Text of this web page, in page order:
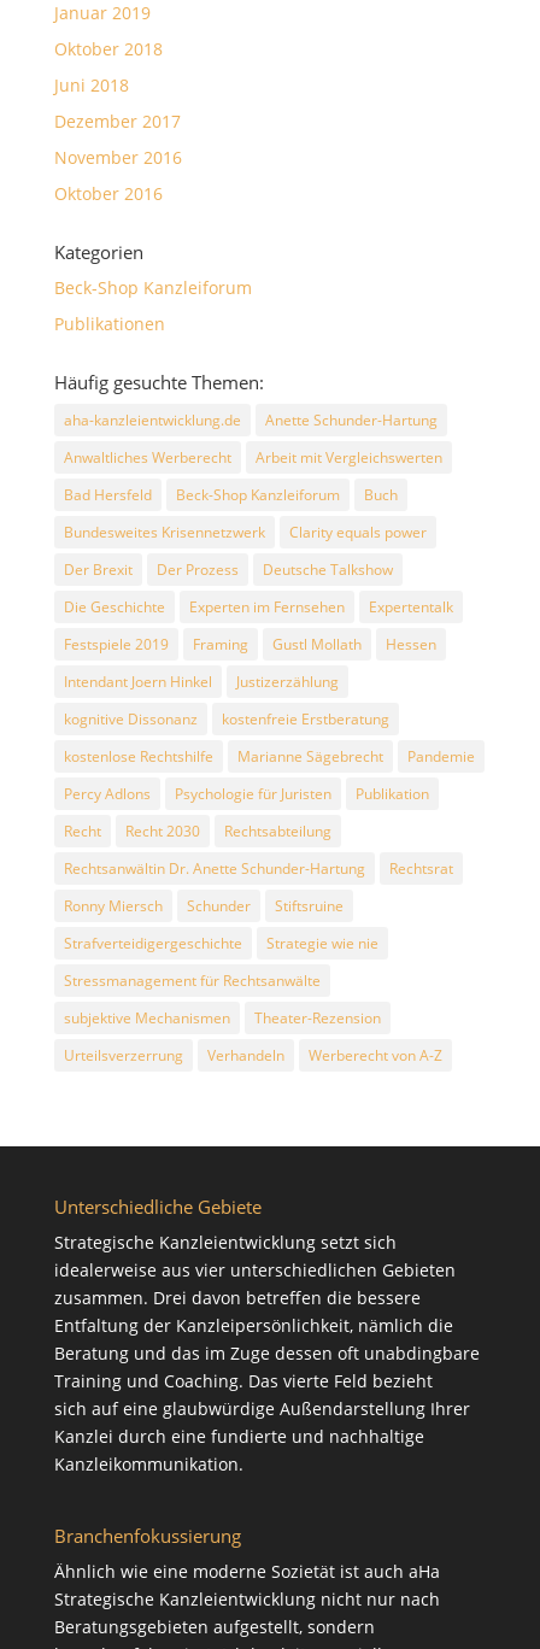
Januar 2019
Oktober 2018
Juni 2018
Dezember 2017
November 2016
Oktober 2016
Kategorien
Beck-Shop Kanzleiforum
Publikationen
Häufig gesuchte Themen:
aha-kanzleientwicklung.de
Anette Schunder-Hartung
Anwaltliches Werberecht
Arbeit mit Vergleichswerten
Bad Hersfeld
Beck-Shop Kanzleiforum
Buch
Bundesweites Krisennetzwerk
Clarity equals power
Der Brexit
Der Prozess
Deutsche Talkshow
Die Geschichte
Experten im Fernsehen
Expertentalk
Festspiele 2019
Framing Gustl Mollath
Hessen
Intendant Joern Hinkel
Justizerzählung
kognitive Dissonanz
kostenfreie Erstberatung
kostenlose Rechtshilfe
Marianne Sägebrecht
Pandemie
Percy Adlons
Psychologie für Juristen
Publikation
Recht
Recht 2030
Rechtsabteilung
Rechtsanwältin Dr. Anette Schunder-Hartung
Rechtsrat
Ronny Miersch
Schunder
Stiftsruine
Strafverteidigergeschichte
Strategie wie nie
Stressmanagement für Rechtsanwälte
subjektive Mechanismen
Theater-Rezension
Urteilsverzerrung
Verhandeln Werberecht von A-Z
Unterschiedliche Gebiete
Strategische Kanzleientwicklung setzt sich
idealerweise aus vier unterschiedlichen Gebieten
zusammen. Drei davon betreffen die bessere
Entfaltung der Kanzleipersönlichkeit, nämlich die
Beratungund das im Zuge dessen oft unabdingbare
Trainingund Coaching. Das vierte Feld bezieht
sich auf eine glaubwürdige Außendarstellung Ihrer
Kanzlei durch eine fundierte und nachhaltige
Kanzleikommunikation.
Branchenfokussierung
Ähnlich wie eine moderne Sozietät ist auch aHa
Strategische Kanzleientwicklung nicht nur nach
Beratungsgebieten aufgestellt, sondern